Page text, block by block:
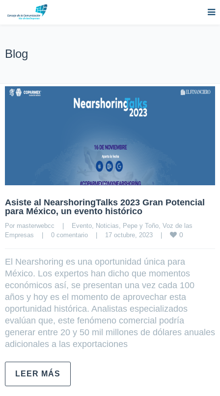
Blog
Asiste al NearshoringTalks 2023 Gran Potencial
para México, un evento histórico
Por masterwebcc | Evento Noticias Pepe y Toño Voz de las
Empresas
| 0 comentario | 17 octubre, 2023 | 0
El Nearshoring es una oportunidad única para
México. Los expertos han dicho que momentos
económicos así, se presentan una vez cada 100
años y hoy es el momento de aprovechar esta
oportunidad histórica. Analistas especializados
evalúan que, este fenómeno comercial podría
generar entre 20 y 50 mil millones de dólares anuales
adicionales a las exportaciones
LEER MÁS